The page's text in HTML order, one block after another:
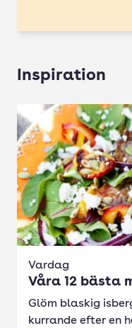
Inspiration
Vardag
Våra 12 bästa
Glöm blaskig
kurrande efter en